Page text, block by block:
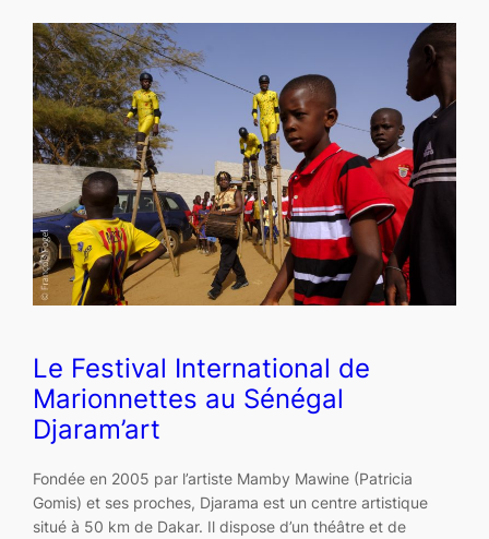
Le Festival International de
Marionnettes au Sénégal
Djaram’art
Fondée en 2005 par l’artiste Mamby Mawine (Patricia
Gomis) et ses proches, Djarama est un centre artistique
situé à 50 km de Dakar. Il dispose d’un théâtre et de